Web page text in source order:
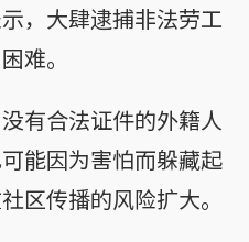
，大肆逮捕非法劳工
难。
有合法证件的外籍人
能因为害怕而躲藏起
区传播的风险扩大。